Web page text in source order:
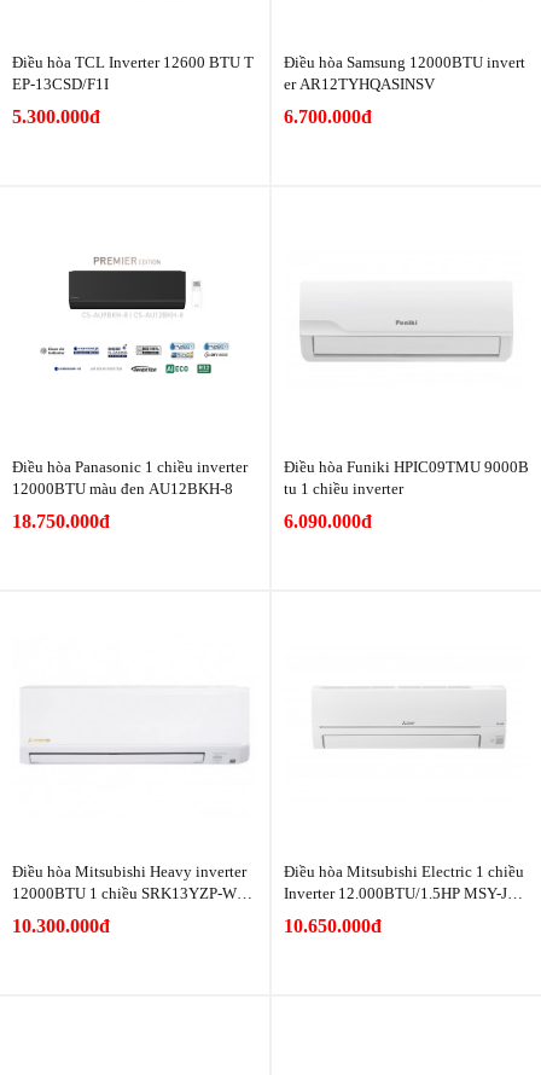
Điều hòa TCL Inverter 12600 BTU T
EP-13CSD/F1I
5.300.000đ
Điều hòa Samsung 12000BTU invert
er AR12TYHQASINSV
6.700.000đ
Điều hòa Panasonic 1 chiều inverter
12000BTU màu đen AU12BKH-8
18.750.000đ
Điều hòa Funiki HPIC09TMU 9000B
tu 1 chiều inverter
6.090.000đ
Điều hòa Mitsubishi Heavy inverter
12000BTU 1 chiều SRK13YZP-W5/
10.300.000đ
Điều hòa Mitsubishi Electric 1 chiều
Inverter 12.000BTU/1.5HP MSY-JW
10.650.000đ